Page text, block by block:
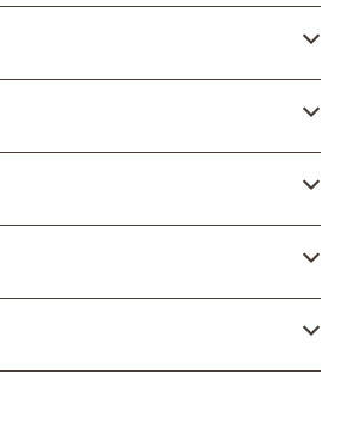
）
）
フォーカス）
ーカス）
ーサル
！